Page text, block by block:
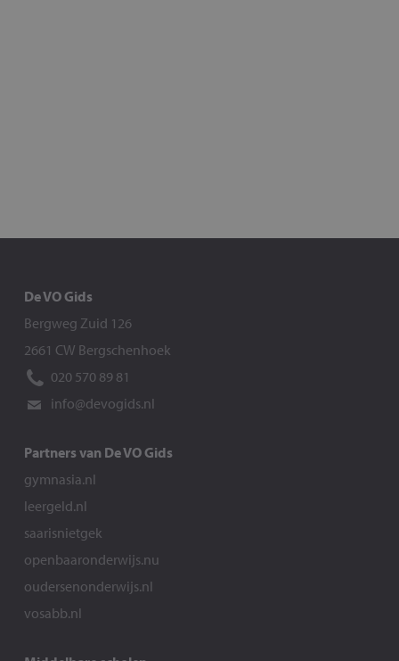
De VO Gids
Bergweg Zuid 126
2661 CW Bergschenhoek
020 570 89 81
info@devogids.nl
Partners van De VO Gids
gymnasia.nl
leergeld.nl
saarisnietgek
openbaaronderwijs.nu
oudersenonderwijs.nl
vosabb.nl